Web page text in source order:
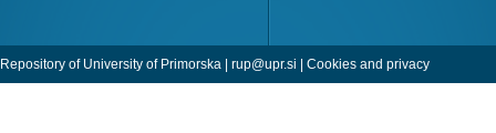
Repository of University of Primorska | rup@upr.si | Cookies and privacy